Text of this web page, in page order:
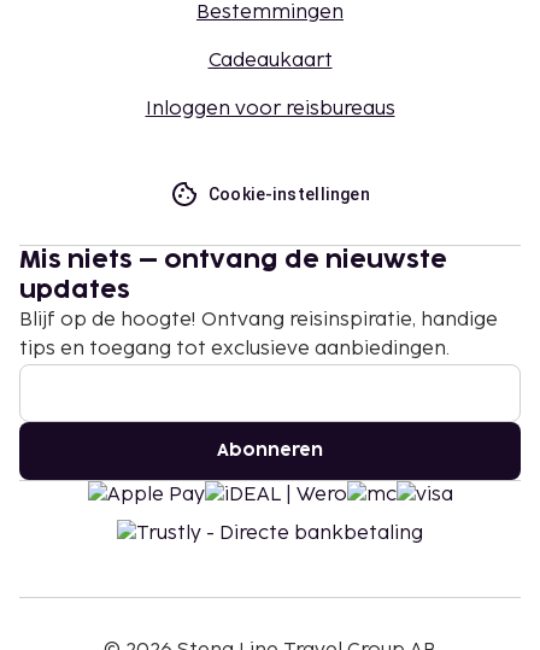
Bestemmingen
Cadeaukaart
Inloggen voor reisbureaus
Cookie-instellingen
Mis niets – ontvang de nieuwste
updates
Blijf op de hoogte! Ontvang reisinspiratie, handige
tips en toegang tot exclusieve aanbiedingen.
Abonneren